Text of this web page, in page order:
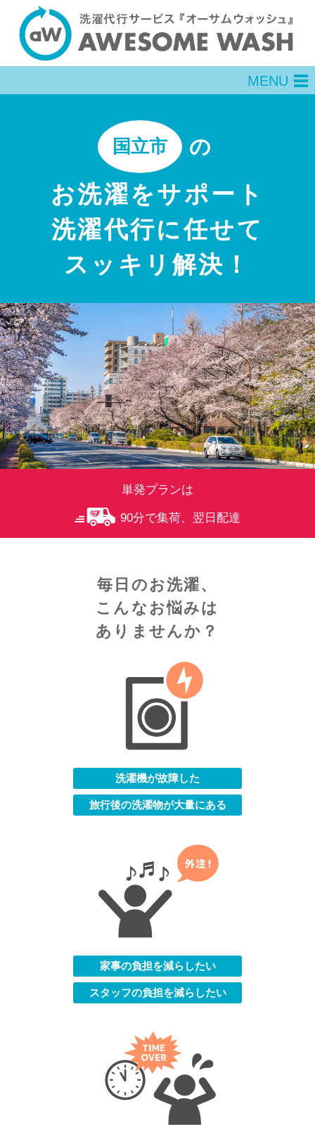
MENU
国立市 の
お洗濯をサポート
洗濯代行に任せて
スッキリ解決！
単発プランは
90分で集荷、翌日配達
毎日のお洗濯、
こんなお悩みは
ありませんか？
洗濯機が故障した
旅行後の洗濯物が大量にある
家事の負担を減らしたい
スタッフの負担を減らしたい